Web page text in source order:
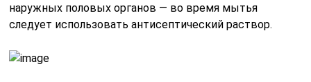
наружных половых органов — во время мытья
следует использовать антисептический раствор.